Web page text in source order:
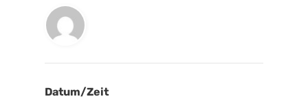
Datum/Zeit